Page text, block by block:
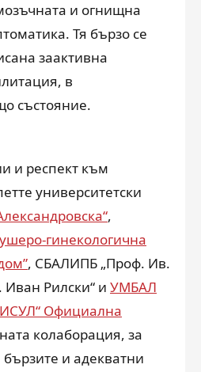
и огнищна
. Тя бързо се
заактивна
, в
състояние.
и респект към
университетски
,
гинекологична
, СБАЛИПБ „Проф. Ив.
Рилски“ и УМБАЛ
Официална
колаборация, за
и адекватни